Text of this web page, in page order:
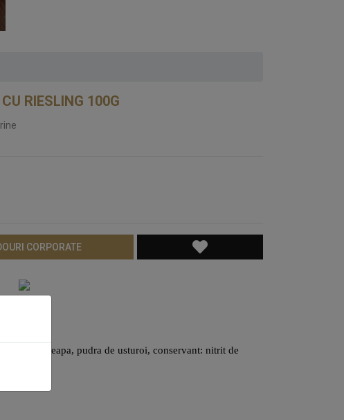
RIESLING 100G
CORPORATE
ceapa, pudra de usturoi, conservant: nitrit de